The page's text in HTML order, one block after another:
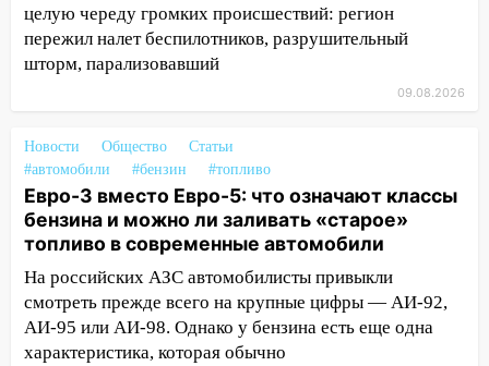
11:16 В Ульяновске ищут 37-летнего
мужчину, пропавшего ещё 19 июля
10:30
От мотофристайла до прогулки с
10:11 Директора ульяновской
«Нефтяной топливной компании» будут
судить за неуплату 48,4 млн рублей
налогов
09:28 Дети на дорогах: пострадали
велосипедисты, мотоциклисты и
пешеходы. Обзор крупных аварий в
Ульяновской области
целую череду громких происшествий: регион
пережил налет беспилотников, разрушительный
шторм, парализовавший
09.08.2026
Новости Общество
Статьи
#автомобили
#бензин #топливо
Евро-3 вместо Евро-5: что означают классы
бензина и можно ли заливать «старое»
топливо в современные автомобили
На российских АЗС автомобилисты привыкли
смотреть прежде всего на крупные цифры — АИ-92,
АИ-95 или АИ-98. Однако у бензина есть еще одна
характеристика, которая обычно